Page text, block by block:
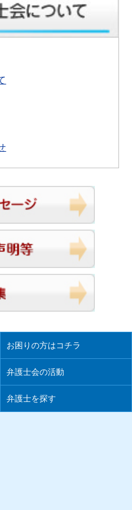
お困りの方はコチラ
弁護士会の活動
弁護士を探す